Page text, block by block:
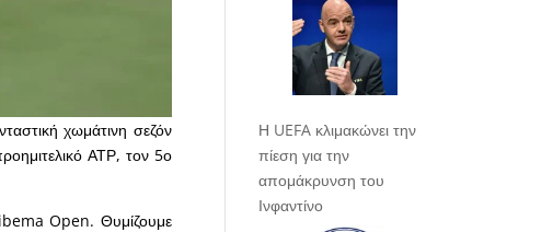
χωμάτινη σεζόν
ΑΤΡ, τον 5ο
Open. Θυμίζουμε
Η UEFA κλιμακώνει την
πίεση για την
απομάκρυνση του
Ινφαντίνο